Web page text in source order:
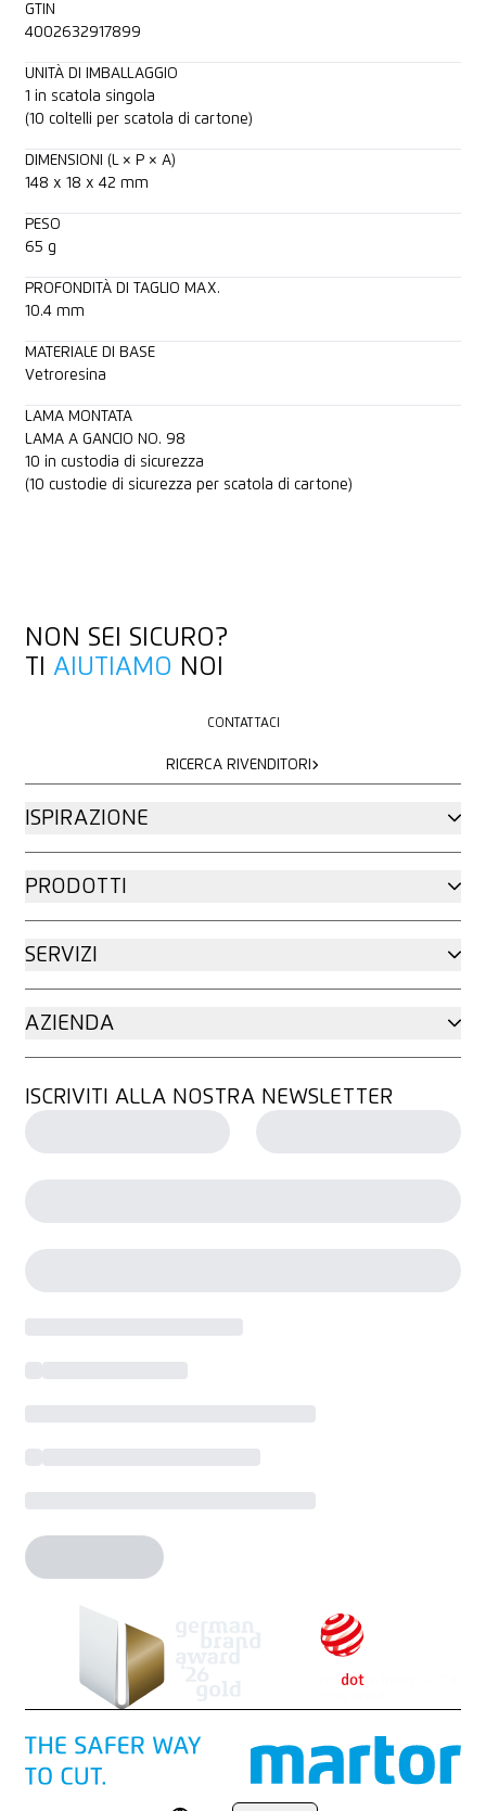
Occhiello per fissaggio
Adatto per stampe promozionali
Moquette
Tessuto
Feltro
GTIN
4002632917899
UNITÀ DI IMBALLAGGIO
1 in scatola singola
(10 coltelli per scatola di cartone)
DIMENSIONI (L × P × A)
148 x 18 x 42 mm
PESO
65 g
PROFONDITÀ DI TAGLIO MAX.
10.4 mm
MATERIALE DI BASE
Vetroresina
LAMA MONTATA
LAMA A GANCIO NO. 98
10 in custodia di sicurezza
(10 custodie di sicurezza per scatola di cartone)
NON SEI SICURO?
TI AIUTIAMO NOI
CONTATTACI
RICERCA RIVENDITORI
ISPIRAZIONE
PRODOTTI
SERVIZI
AZIENDA
ISCRIVITI ALLA NOSTRA NEWSLETTER